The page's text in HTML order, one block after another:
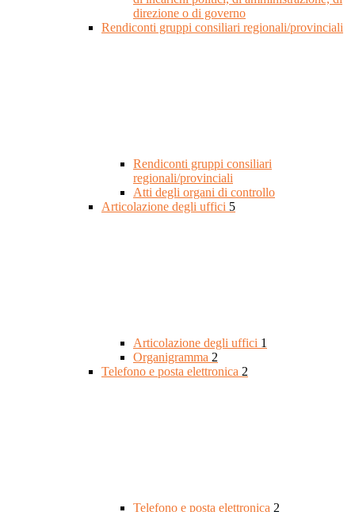
direzione o di governo
Rendiconti gruppi consiliari regionali/provinciali
Rendiconti gruppi consiliari
regionali/provinciali
Atti degli organi di controllo
Articolazione degli uffici 5
Articolazione degli uffici 1
Organigramma 2
Telefono e posta elettronica 2
Telefono e posta elettronica 2